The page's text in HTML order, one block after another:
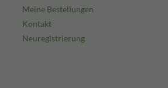
Meine Bestellungen
Kontakt
Neuregistrierung